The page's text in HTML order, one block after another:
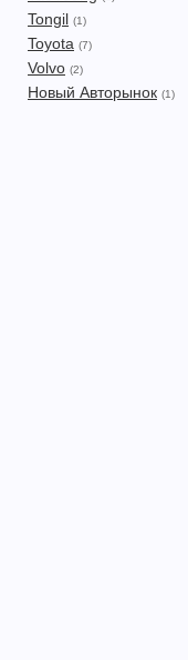
Tongil (1)
Toyota (7)
Volvo (2)
Новый Авторынок (1)